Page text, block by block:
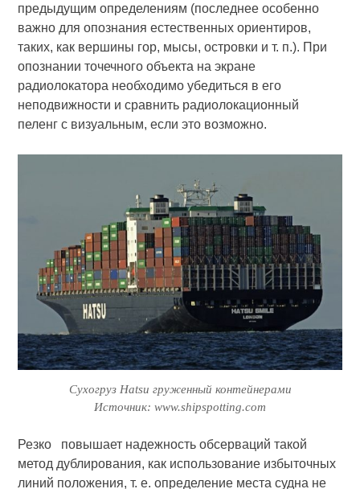
предыдущим определениям (последнее особенно
важно для опознания естественных ориентиров,
таких, как вершины гор, мысы, островки и т. п.). При
опознании точечного объекта на экране
радиолокатора необходимо убедиться в его
неподвижности и сравнить радиолокационный
пеленг с визуальным, если это возможно.
Сухогруз Hatsu груженный контейнерами
Источник: www.shipspotting.com
Резко повышает надежность обсерваций такой
метод дублирования, как использование избыточных
линий положения, т. е. определение места судна не